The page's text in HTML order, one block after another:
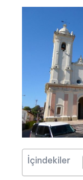
İçindekiler